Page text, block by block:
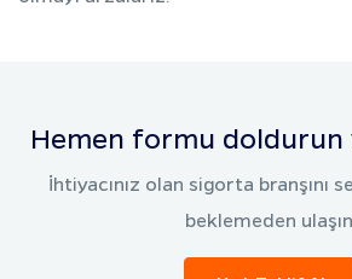
Hemen formu doldurun
İhtiyacınız olan sigorta branşını
beklemeden